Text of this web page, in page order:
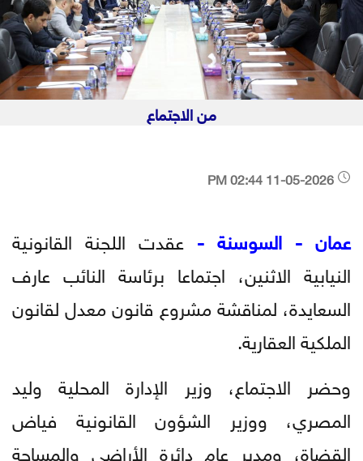
من الاجتماع
عمان - السوسنة - عقدت اللجنة القانونية
النيابية الاثنين، اجتماعا برئاسة النائب عارف
السعايدة، لمناقشة مشروع قانون معدل لقانون
الملكية العقارية.
وحضر الاجتماع، وزير الإدارة المحلية وليد
المصري، ووزير الشؤون القانونية فياض
القضاة، ومدير عام دائرة الأراضي والمساحة